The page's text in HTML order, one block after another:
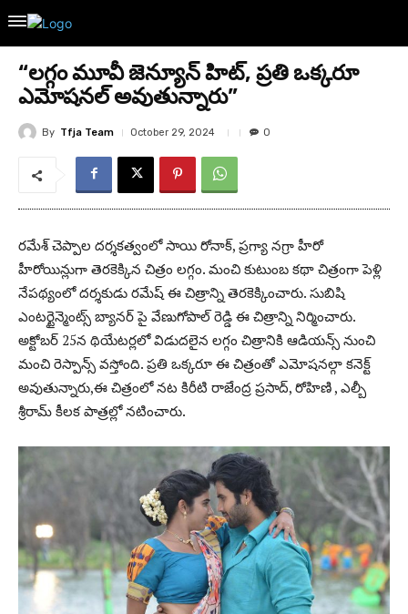
“లగ్గం మూవీ జెన్యూన్ హిట్, ప్రతి ఒక్కరూ
ఎమోషనల్ అవుతున్నారు”
By Tfja Team October 29, 2024 0
రమేశ్ చెప్పాల దర్శకత్వంలో సాయి రోనాక్, ప్రగ్యా నగ్రా హీరో
హీరోయిన్లుగా తెరకెక్కిన చిత్రం లగ్గం. మంచి కుటుంబ కథా చిత్రంగా పెళ్లి
నేపథ్యంలో దర్శకుడు రమేష్ ఈ చిత్రాన్ని తెరకెక్కించారు. సుబిషి
ఎంటర్టైన్మెంట్స్ బ్యానర్ పై వేణుగోపాల్ రెడ్డి ఈ చిత్రాన్ని నిర్మించారు.
అక్టోబర్ 25న థియేటర్లలో విడుదలైన లగ్గం చిత్రానికి ఆడియన్స్ నుంచి
మంచి రెస్పాన్స్ వస్తోంది. ప్రతి ఒక్కరూ ఈ చిత్రంతో ఎమోషనల్గా కనెక్ట్
అవుతున్నారు,ఈ చిత్రంలో నట కిరీటి రాజేంద్ర ప్రసాద్, రోహిణి , ఎల్బీ
శ్రీరామ్ కీలక పాత్రల్లో నటించారు.